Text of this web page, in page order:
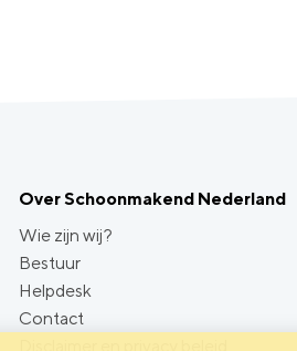
Over Schoonmakend Nederland
Wie zijn wij?
Bestuur
Helpdesk
Contact